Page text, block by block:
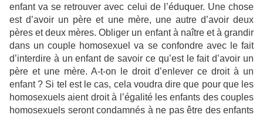
enfant va se retrouver avec celui de l’éduquer. Une chose
est d’avoir un père et une mère, une autre d’avoir deux
pères et deux mères. Obliger un enfant à naître et à grandir
dans un couple homosexuel va se confondre avec le fait
d’interdire à un enfant de savoir ce qu’est le fait d’avoir un
père et une mère. A-t-on le droit d’enlever ce droit à un
enfant ? Si tel est le cas, cela voudra dire que pour que les
homosexuels aient droit à l’égalité les enfants des couples
homosexuels seront condamnés à ne pas être des enfants